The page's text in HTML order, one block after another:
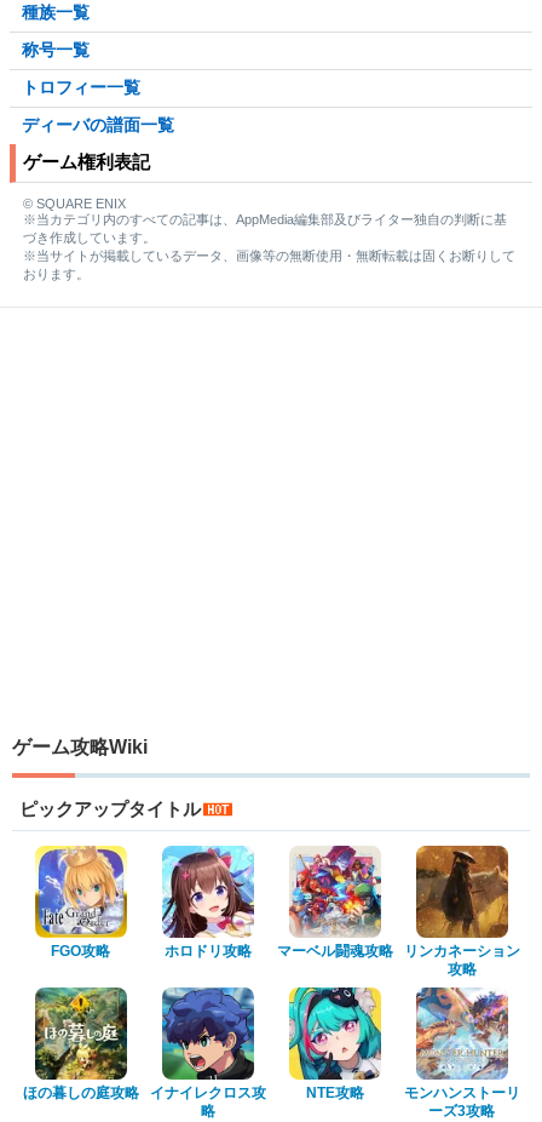
種族一覧
称号一覧
トロフィー一覧
ディーバの譜面一覧
ゲーム権利表記
© SQUARE ENIX
※当カテゴリ内のすべての記事は、AppMedia編集部及びライター独自の判断に基
づき作成しています。
※当サイトが掲載しているデータ、画像等の無断使用・無断転載は固くお断りして
おります。
ゲーム攻略Wiki
ピックアップタイトル
FGO攻略 ホロドリ攻略 マーベル闘魂攻略
リンカネーション
攻略
ほの暮しの庭攻略
イナイレクロス攻
略
NTE攻略
モンハンストーリ
ーズ3攻略